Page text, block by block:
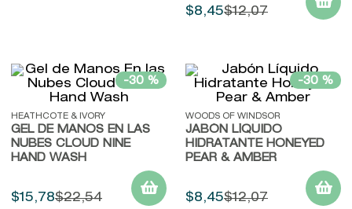
$8,45$12,07
-30 %
HEATHCOTE & IVORY
GEL DE MANOS EN LAS
NUBES CLOUD NINE
HAND WASH
$15, 78$22,54
-30 %
WOODS OF WINDSOR
JABÓN LÍQUIDO
HIDRATANTE HONEYED
PEAR & AMBER
$8,45$12,07